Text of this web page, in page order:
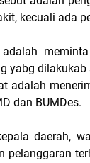
kecuali ada
adalah
yabg
adalah
dan BUMDes.
daerah,
pelanggaran